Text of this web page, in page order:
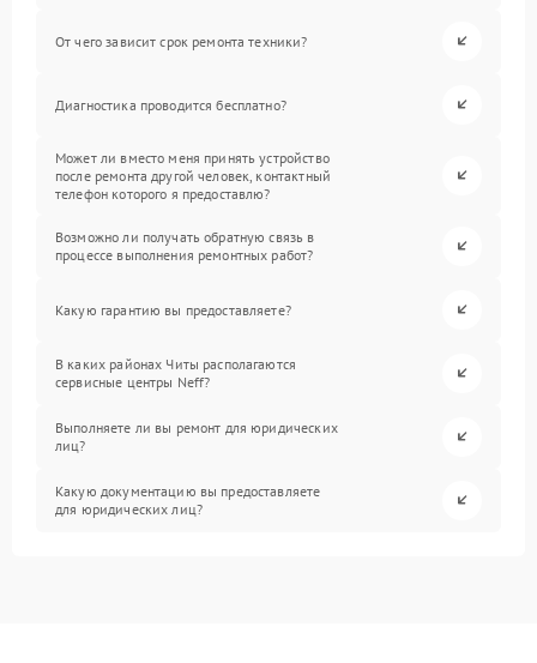
От чего зависит срок ремонта техники?
Диагностика проводится бесплатно?
Может ли вместо меня принять устройство
после ремонта другой человек, контактный
телефон которого я предоставлю?
Возможно ли получать обратную связь в
процессе выполнения ремонтных работ?
Какую гарантию вы предоставляете?
В каких районах Читы располагаются
сервисные центры Neff?
Выполняете ли вы ремонт для юридических
лиц?
Какую документацию вы предоставляете
для юридических лиц?